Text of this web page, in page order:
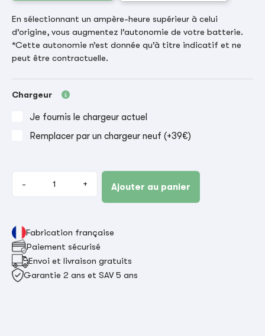
En sélectionnant un ampère-heure supérieur à celui
d’origine, vous augmentez l’autonomie de votre batterie.
*Cette autonomie n’est donnée qu’à titre indicatif et ne
peut être contractuelle.
Chargeur
Je fournis le chargeur actuel
Remplacer par un chargeur neuf (+39€)
- + Ajouter au panier
Fabrication française
Paiement sécurisé
Envoi et livraison gratuits
Garantie 2 ans et SAV 5 ans